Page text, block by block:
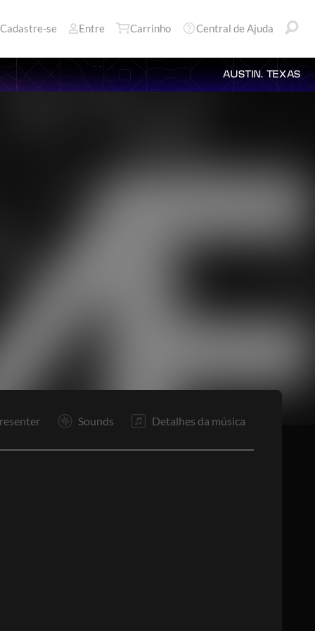
Cadastre-se Entre Carrinho Central de Ajuda
AUSTIN, TEXAS
Sounds Detalhes da música